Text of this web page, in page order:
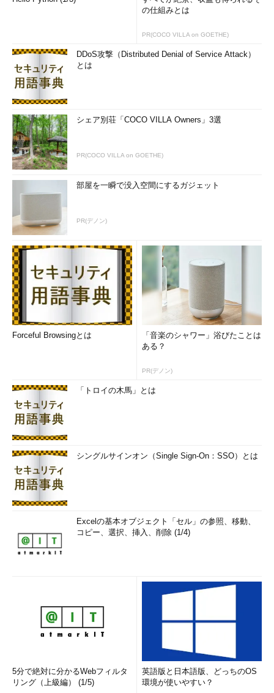
よう、時にブラフを出しながら、どんどん技術構造を変えていく
わけです。一番でない企業は、常に振り回されなければならな
先ほど挙げた企業は、どこも「世界一」の強みを持っていると
思います。しかし、日本の企業はどうでしょうか。ひょっとし
て、単なる「オペレータ」になってしまっていないか、という疑
念はあります。
コア技術→サービス開発の流れはあれど、サービス→コアはない
――ハード開発に関わっている竹内さんならではの意見、ありが
とうございます。「オペレータ」でないエンジニアとは、どうい
いるエンジニアが、ユーザーに近い上位レイヤ、サービス寄りの
仕事をすると、最初はもたついて「ユーザーのことが分かってな
い」などと言われるものの、一気に伸びる……という例を、何度
も見ています。コアを知るために一度深くもぐっていれば、サー
ビスを理解するのはそれほど難しくありません。
逆に、カンや度胸でやってきたサービス寄りの人は、コア技術
を簡単には学べません。だから私は、学生には「若いうちにでき
る技術を勉強しておけ」と言っています。
れは30代になってからでも学べますから。
――竹内さんも、アメリカでMBAを取得したのは、30代でした
ね。
アメリカの場合、このあたりは日本よりはっきりして
いるんです。学部卒＝現場、博士課程修了者＝コア技術、と明確
に分かれていて、現場で働いているエンジニアは「いずれお金を
ためて大学院に行き、コア技術に関わる」というキャリアパスを
抱いています。日本の場合、ここらへんがかなり曖昧です。
コア技術に深く“もぐる”
が、時代の変化に乗り遅れるかもしれない、という恐れなどはな
竹内教授：たとえコアとなる技術を持っていても当然、時代の変
化はあります。そこが難しいところで、コアを作りながら、同時
に環境の変化も見ていなければならない。
とはいえ、一度、技術を深く知るためにもぐっておけば、「学
び方」を知ることができます。学び方さえ一度きちんと身に付け
の仕組みとは
PR(COCO VILLA on GOETHE)
DDoS攻撃（Distributed Denial of Service Attack）
とは
シェア別荘「COCO VILLA Owners」3選
PR(COCO VILLA on GOETHE)
部屋を一瞬で没入空間にするガジェット
PR(デノン)
Forceful Browsingとは
「音楽のシャワー」浴びたことは
ある？
PR(デノン)
「トロイの木馬」とは
シングルサインオン（Single Sign-On：SSO）とは
Excelの基本オブジェクト「セル」の参照、移動、
コピー、選択、挿入、削除 (1/4)
5分で絶対に分かるWebフィルタ
リング（上級編） (1/5)
英語版と日本語版、どっちのOS
環境が使いやすい？